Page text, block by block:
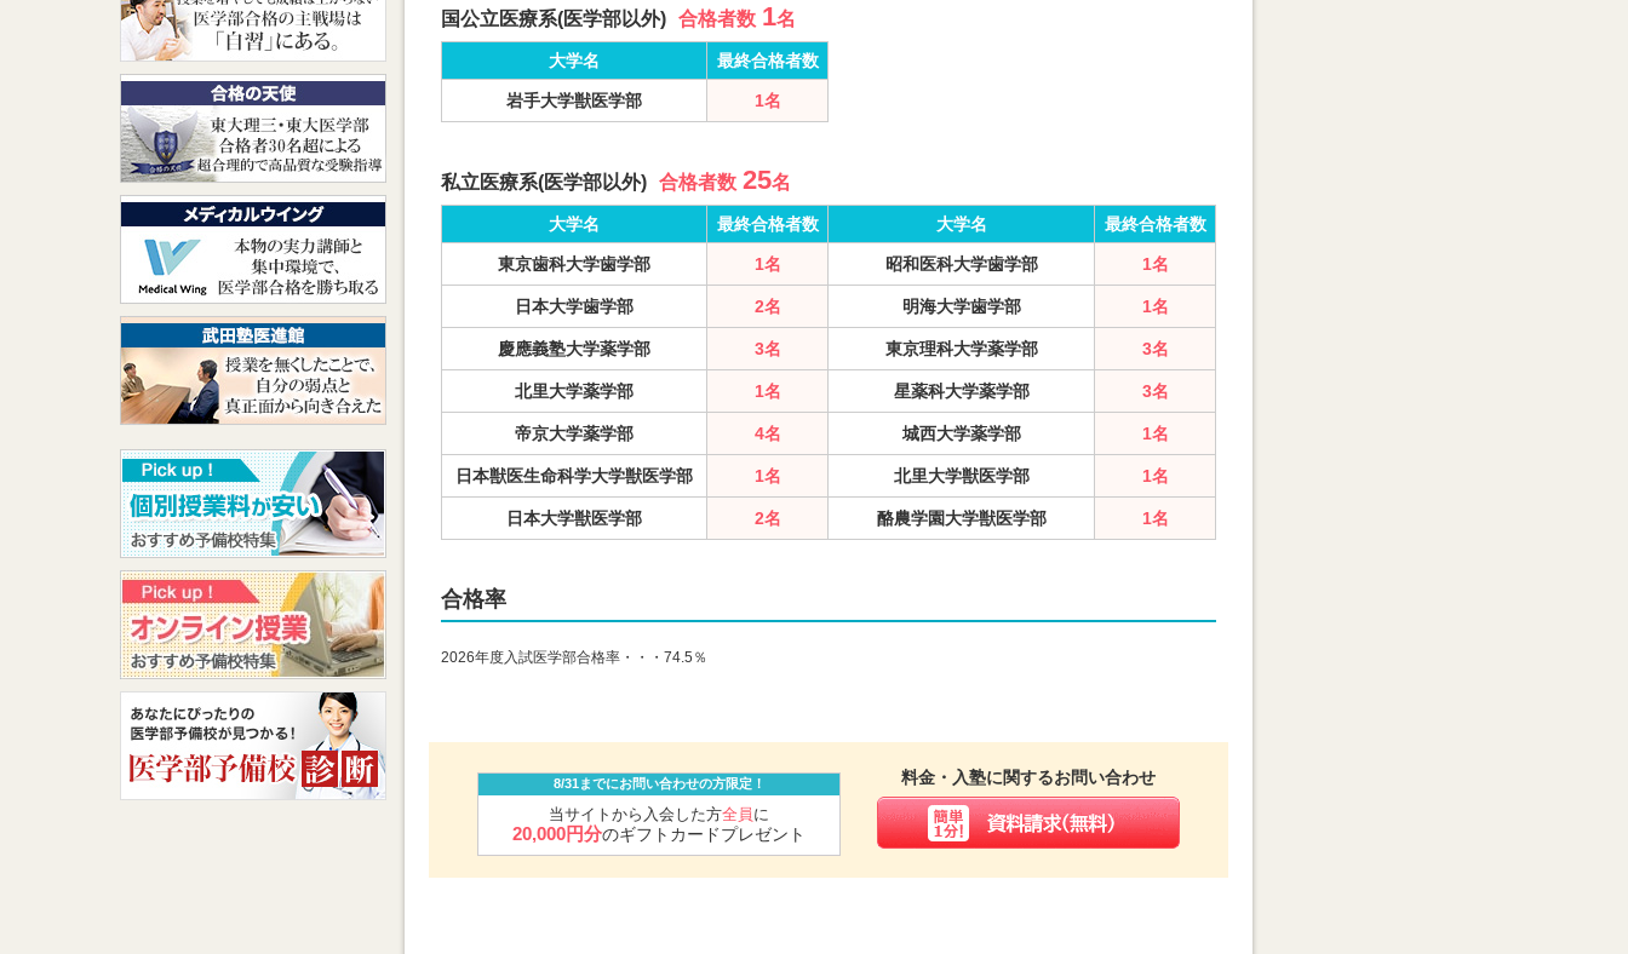
国公立医療系(医学部以外) 合格者数 1名
大学名 最終合格者数
岩手大学獣医学部 1名
私立医療系(医学部以外) 合格者数 25名
大学名 最終合格者数 大学名 最終合格者数
東京歯科大学歯学部 1名 昭和医科大学歯学部 1名
日本大学歯学部 2名 明海大学歯学部 1名
慶應義塾大学薬学部 3名 東京理科大学薬学部 3名
北里大学薬学部 1名 星薬科大学薬学部 3名
帝京大学薬学部 4名 城西大学薬学部 1名
日本獣医生命科学大学獣医学部 1名 北里大学獣医学部 1名
日本大学獣医学部 2名 酪農学園大学獣医学部 1名
合格率
2026年度入試医学部合格率・・・74.5％
8/31までにお問い合わせの方限定！
当サイトから入会した方全員 に
20,000円分のギフトカードプレゼント
料金・入塾に関するお問い合わせ